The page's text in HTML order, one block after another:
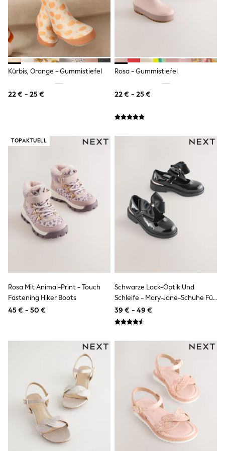
Spiderman
THE SET
All Clothing
T-Shirts
Shorts
Shirts
Kurtas
Sets & Outfits
Knitwear & Sweaters
Joggers
Nightwear & Pyjamas
Suits & Waistcoats
Dungarees
Multipacks
All Holiday Shop
Tops & T-Shirts
Sandals & Sliders
Rash Vests
Sun Safe Swimwear
Sun Hats & Caps
Slippers
Trainers
Wellies
All Accessories
Bags
All Occasionwear
All Partywear
Wedding
Shirts
Trousers
Shoes
Kürbis, Orange - Gummistiefel
22 € - 25 €
Rosa - Gummistiefel
22 € - 25 €
TOPAKTUELL
Rosa Mit Animal-Print - Touch
Fastening Hiker Boots
45 € - 50 €
Schwarze Lack-Optik Und
Schleife - Mary-Jane-Schuhe Für
Die Schule Mit Dicker Sohle
39 € - 49 €